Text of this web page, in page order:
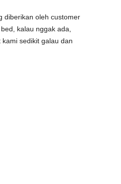
diberikan oleh customer
kalau nggak ada,
sedikit galau dan